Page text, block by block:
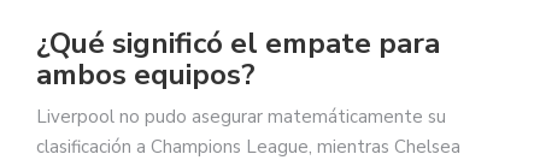
¿Qué significó el empate para
ambos equipos?
Liverpool no pudo asegurar matemáticamente su
clasificación a Champions League, mientras Chelsea